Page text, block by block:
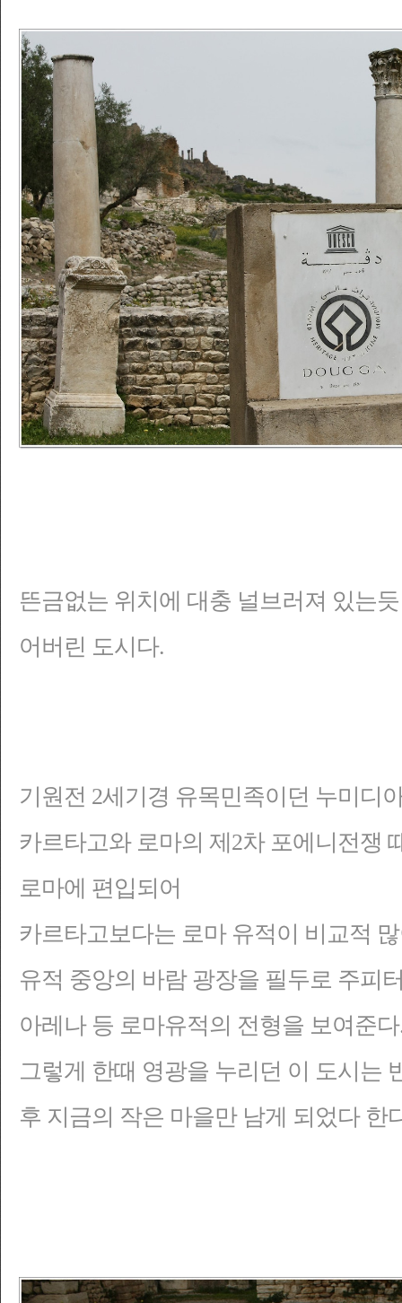
뜬금없는 위치에 대충 널브러져 있는
어버린 도시다.
기원전 2세기경 유목민족이던 누미디
카르타고와 로마의 제2차 포에니전쟁
로마에 편입되어
카르타고보다는 로마 유적이 비교적
유적 중앙의 바람 광장을 필두로 주피
아레나 등 로마유적의 전형을 보여준
그렇게 한때 영광을 누리던 이 도시는
후 지금의 작은 마을만 남게 되었다 한